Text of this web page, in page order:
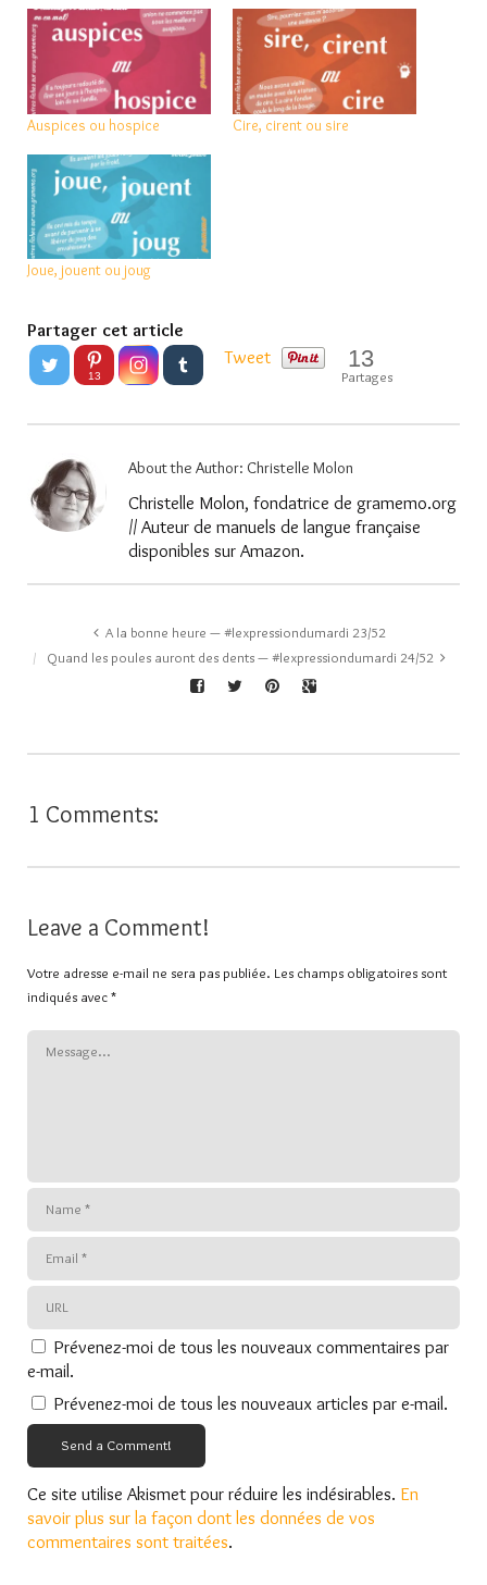
Auspices ou hospice Cire, cirent ou sire
Joue, jouent ou joug
Partager cet article
13
Tweet 13
Partages
About the Author: Christelle Molon
Christelle Molon, fondatrice de gramemo.org
// Auteur de manuels de langue française
disponibles sur Amazon.
A la bonne heure — #lexpressiondumardi 23/52
Quand les poules auront des dents — #lexpressiondumardi 24/52
1 Comments:
Leave a Comment!
Votre adresse e-mail ne sera pas publiée. Les champs obligatoires sont
indiqués avec*
Prévenez-moi de tous les nouveaux commentaires par
e-mail.
Prévenez-moi de tous les nouveaux articles par e-mail.
Send a Comment!
Ce site utilise Akismet pour réduire les indésirables. En
savoir plus sur la façon dont les données de vos
commentaires sont traitées.